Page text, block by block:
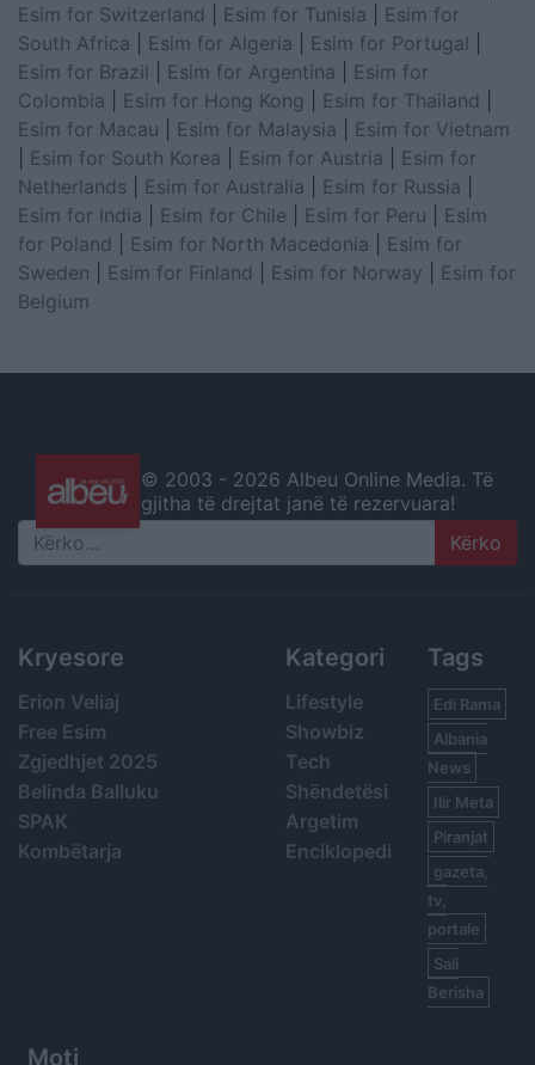
Esim for Switzerland
Esim for Tunisia
Esim for
South Africa
Esim for Algeria Esim for Portugal
Esim for Brazil
Esim for Argentina
Esim for
Colombia
Esim for Hong Kong Esim for Thailand
Esim for Macau
Esim for Malaysia
Esim for Vietnam
Esim for South Korea Esim for Austria
Esim for
Netherlands
Esim for Australia Esim for Russia
Esim for India
Esim for Chile Esim for Peru
Esim
for Poland
Esim for North Macedonia
Esim for
Sweden
Esim for Finland Esim for Norway
Esim for
Belgium
© 2003 - 2026 Albeu Online Media. Të
gjitha të drejtat janë të rezervuara!
Search
Kryesore
Erion Veliaj
Free Esim
Zgjedhjet 2025
Belinda Balluku
SPAK
Kombëtarja
Kategori
Lifestyle
Showbiz
Tech
Shëndetësi
Argetim
Enciklopedi
Tags
Edi Rama
Albania
News
Ilir Meta
Piranjat
gazeta,
tv,
portale
Sali
Berisha
Moti